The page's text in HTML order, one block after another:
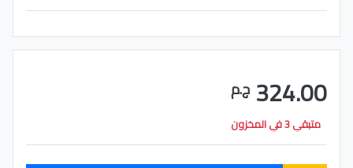
324.00 ج.م
متبقي 3 في المخزون